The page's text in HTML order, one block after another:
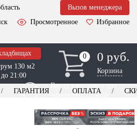
Вызов менеджера
Просмотренное
Избранное
130 м2
21:00
0
0 0 руб.
Корзина
Выезд менеджера для
оформления заказа
ГАРАНТИЯ ОПЛАТА